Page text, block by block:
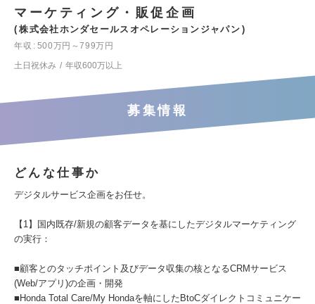
マーケティング・販促企画
株式会社ホンダセールスオペレーションジャパン
年収
500万円～799万円
土日祝休み
年収600万以上
募集情報
どんな仕事か
デジタルサービス企画をお任せ。
【1】国内既存/新規の顧客データを基にしたデジタルマーケティング
の実行：
■顧客とのタッチポイント及びデータ収集の核となるCRMサービス
(Web/アプリ)の企画・開発
■Honda Total Care/My Hondaを軸にしたBtoCダイレクトコミュニケー